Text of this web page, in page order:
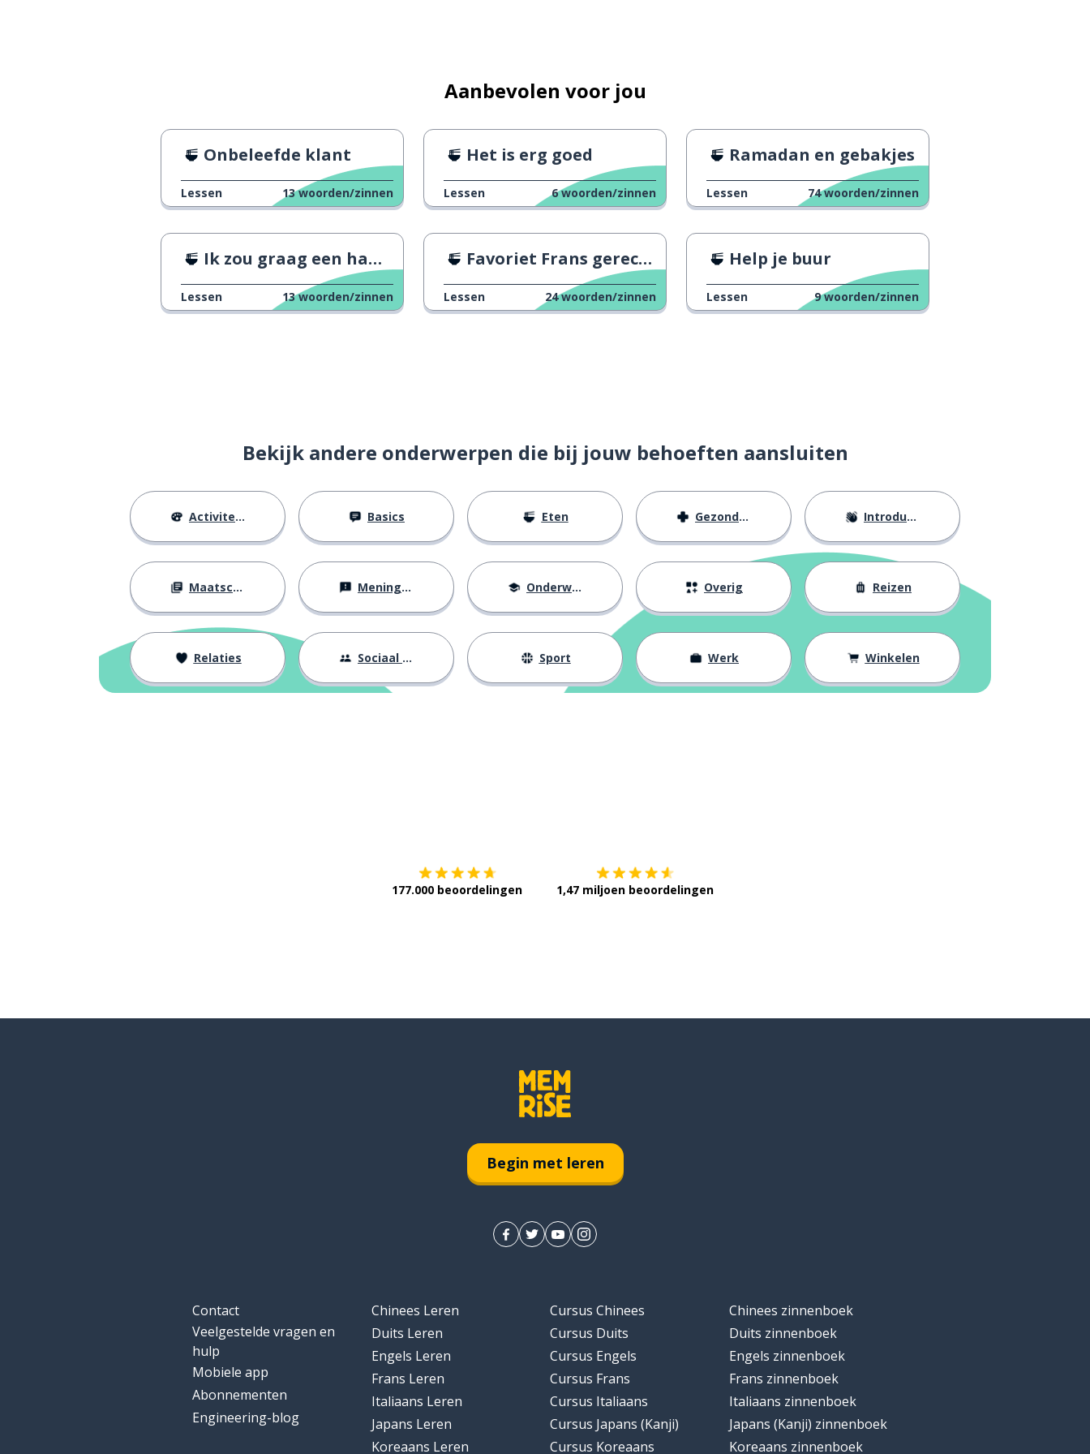
Aanbevolen voor jou
Onbeleefde klant
Lessen 13 woorden/zinnen
Het is erg goed
Lessen 6 woorden/zinnen
Ramadan en gebakjes
Lessen 74 woorden/zinnen
Ik zou graag een hamburger willen
Lessen 13 woorden/zinnen
Favoriet Frans gerecht
Lessen 24 woorden/zinnen
Help je buur
Lessen 9 woorden/zinnen
Bekijk andere onderwerpen die bij jouw behoeften aansluiten
Activiteiten Basics Eten Gezondheid Introducties
Maatschappij Meningen Onderwijs Overig Reizen
Relaties Sociaal leven Sport Werk Winkelen
177.000 beoordelingen 1,47 miljoen beoordelingen
Begin met leren
Contact
Veelgestelde vragen en
hulp
Mobiele app
Abonnementen
Engineering-blog
Chinees Leren
Duits Leren
Engels Leren
Frans Leren
Italiaans Leren
Japans Leren
Koreaans Leren
Cursus Chinees
Cursus Duits
Cursus Engels
Cursus Frans
Cursus Italiaans
Cursus Japans (Kanji)
Cursus Koreaans
Chinees zinnenboek
Duits zinnenboek
Engels zinnenboek
Frans zinnenboek
Italiaans zinnenboek
Japans (Kanji) zinnenboek
Koreaans zinnenboek